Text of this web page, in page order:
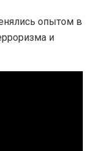
опытом в
и